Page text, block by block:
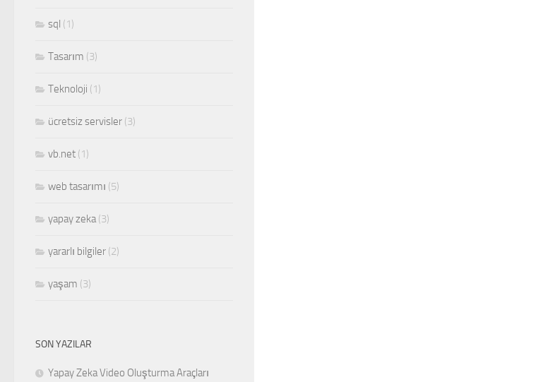
sql (1)
Tasarım (3)
Teknoloji (1)
ücretsiz servisler (3)
vb.net (1)
web tasarımı (5)
yapay zeka(3)
yararlı bilgiler (2)
yaşam (3)
SON YAZILAR
Yapay Zeka Video Oluşturma Araçları